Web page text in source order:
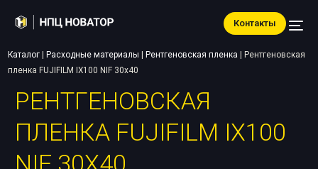
Контакты
Каталог Расходные материалы Рентгеновская пленка
Рентгеновская
пленка FUJIFILM IX100 NIF 30х40
РЕНТГЕНОВСКАЯ
ПЛЕНКА FUJIFILM IX100
NIF 30Х40